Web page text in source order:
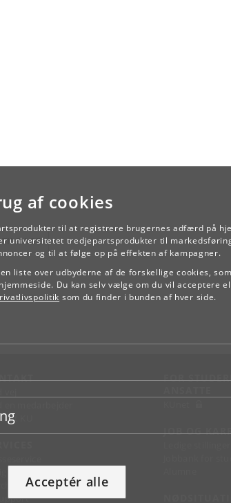
af cookies
til at registrere brugernes adfærd på
universitetet tredjepartsprodukter til
og til at følge op på effekten af kampagner.
liste over udbyderne af de forskellige cookies,
Du kan selv vælge om du vil acceptere
som du finder i bunden af hver side.
Acceptér alle
TILBAGE
KU
FOR
JOB OG